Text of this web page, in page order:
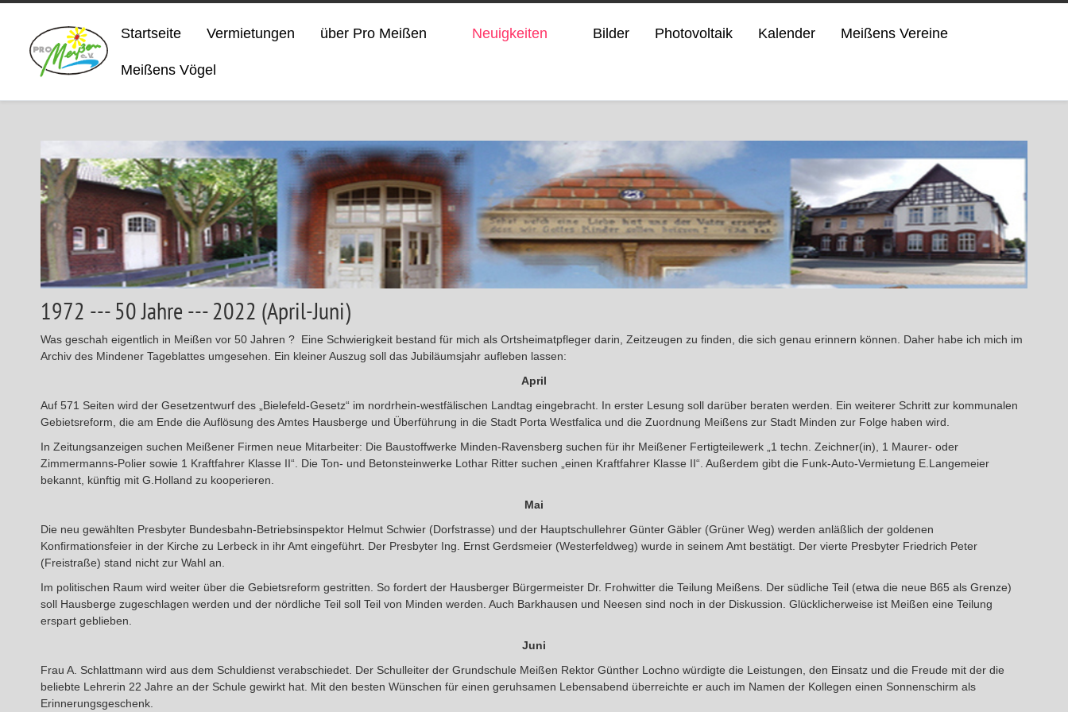
Startseite Vermietungen über Pro Meißen Neuigkeiten Bilder Photovoltaik Kalender Meißens Vereine
Meißens Vögel
1972 --- 50 Jahre --- 2022 (April-Juni)
Was geschah eigentlich in Meißen vor 50 Jahren ? Eine Schwierigkeit bestand für mich als Ortsheimatpfleger darin, Zeitzeugen zu finden, die sich genau erinnern können. Daher habe ich mich im
Archiv des Mindener Tageblattes umgesehen. Ein kleiner Auszug soll das Jubiläumsjahr aufleben lassen:
April
Auf 571 Seiten wird der Gesetzentwurf des „Bielefeld-Gesetz“ im nordrhein-westfälischen Landtag eingebracht. In erster Lesung soll darüber beraten werden. Ein weiterer Schritt zur kommunalen
Gebietsreform, die am Ende die Auflösung des Amtes Hausberge und Überführung in die Stadt Porta Westfalica und die Zuordnung Meißens zur Stadt Minden zur Folge haben wird.
In Zeitungsanzeigen suchen Meißener Firmen neue Mitarbeiter: Die Baustoffwerke Minden-Ravensberg suchen für ihr Meißener Fertigteilewerk „1 techn. Zeichner(in), 1 Maurer- oder
Zimmermanns-Polier sowie 1 Kraftfahrer Klasse II“. Die Ton- und Betonsteinwerke Lothar Ritter suchen „einen Kraftfahrer Klasse II“. Außerdem gibt die Funk-Auto-Vermietung E.Langemeier
bekannt, künftig mit G.Holland zu kooperieren.
Mai
Die neu gewählten Presbyter Bundesbahn-Betriebsinspektor Helmut Schwier (Dorfstrasse) und der Hauptschullehrer Günter Gäbler (Grüner Weg) werden anläßlich der goldenen
Konfirmationsfeier in der Kirche zu Lerbeck in ihr Amt eingeführt. Der Presbyter Ing. Ernst Gerdsmeier (Westerfeldweg) wurde in seinem Amt bestätigt. Der vierte Presbyter Friedrich Peter
(Freistraße) stand nicht zur Wahl an.
Im politischen Raum wird weiter über die Gebietsreform gestritten. So fordert der Hausberger Bürgermeister Dr. Frohwitter die Teilung Meißens. Der südliche Teil (etwa die neue B65 als Grenze)
soll Hausberge zugeschlagen werden und der nördliche Teil soll Teil von Minden werden. Auch Barkhausen und Neesen sind noch in der Diskussion. Glücklicherweise ist Meißen eine Teilung
erspart geblieben.
Juni
Frau A. Schlattmann wird aus dem Schuldienst verabschiedet. Der Schulleiter der Grundschule Meißen Rektor Günther Lochno würdigte die Leistungen, den Einsatz und die Freude mit der die
beliebte Lehrerin 22 Jahre an der Schule gewirkt hat. Mit den besten Wünschen für einen geruhsamen Lebensabend überreichte er auch im Namen der Kollegen einen Sonnenschirm als
Erinnerungsgeschenk.